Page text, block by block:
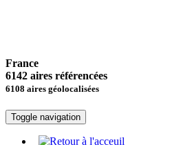
France
6142 aires référencées
6108 aires géolocalisées
Toggle navigation